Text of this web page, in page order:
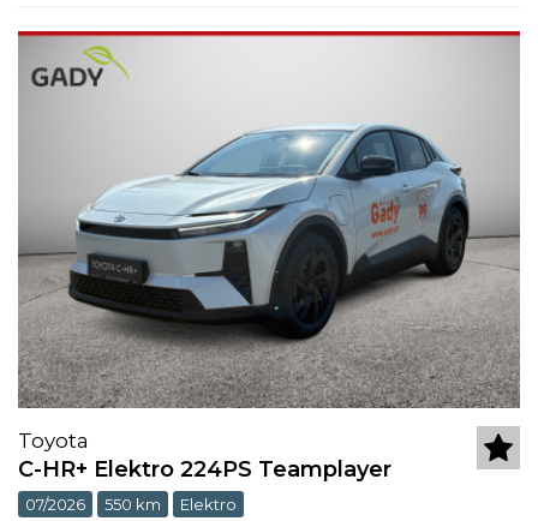
Toyota
C-HR+ Elektro 224PS Teamplayer
07/2026 550 km Elektro